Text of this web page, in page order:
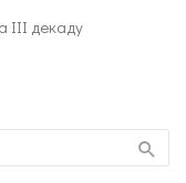
III декаду